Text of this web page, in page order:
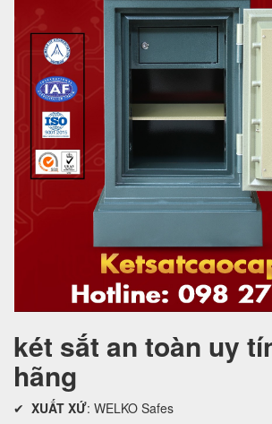
két sắt an toàn uy
hãng
✔ XUẤT XỨ: WELKO Safes